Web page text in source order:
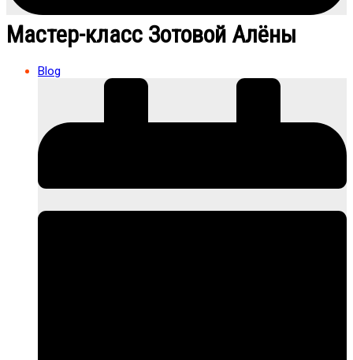
Мастер-класс Зотовой Алёны
Blog